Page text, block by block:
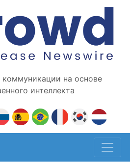
на основе
интеллекта